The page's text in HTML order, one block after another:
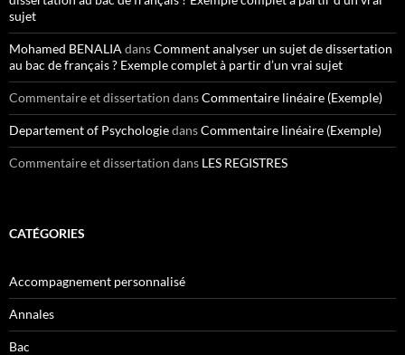
sujet
Mohamed BENALIA dansComment analyser un sujet de dissertation
au bac de français ? Exemple complet à partir d’un vrai sujet
Commentaire et dissertation dansCommentaire linéaire (Exemple)
Departement of PsychologiedansCommentaire linéaire (Exemple)
Commentaire et dissertation dans LES REGISTRES
CATÉGORIES
Accompagnement personnalisé
Annales
Bac